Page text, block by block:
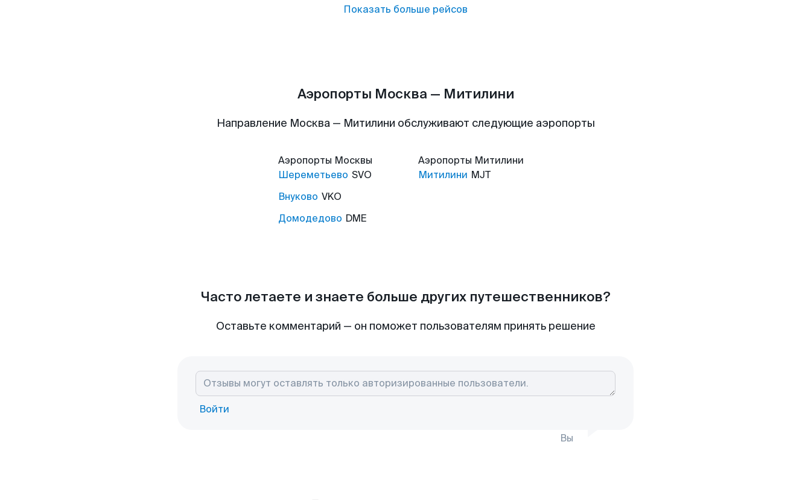
Показать больше рейсов
Аэропорты Москва — Митилини
Направление Москва — Митилини обслуживают следующие аэропорты
Аэропорты Москвы
Шереметьево SVO
Внуково VKO
Домодедово DME
Аэропорты Митилини
Митилини MJT
Часто летаете и знаете больше других путешественников?
Оставьте комментарий — он поможет пользователям принять решение
Войти
Вы